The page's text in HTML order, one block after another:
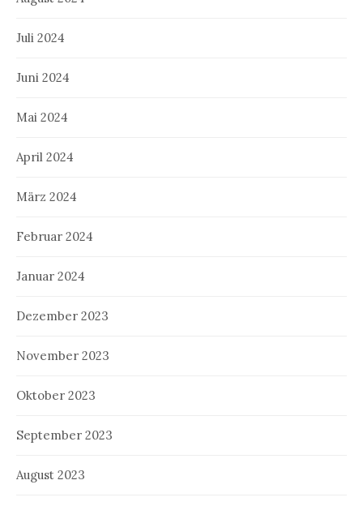
Juli 2024
Juni 2024
Mai 2024
April 2024
März 2024
Februar 2024
Januar 2024
Dezember 2023
November 2023
Oktober 2023
September 2023
August 2023